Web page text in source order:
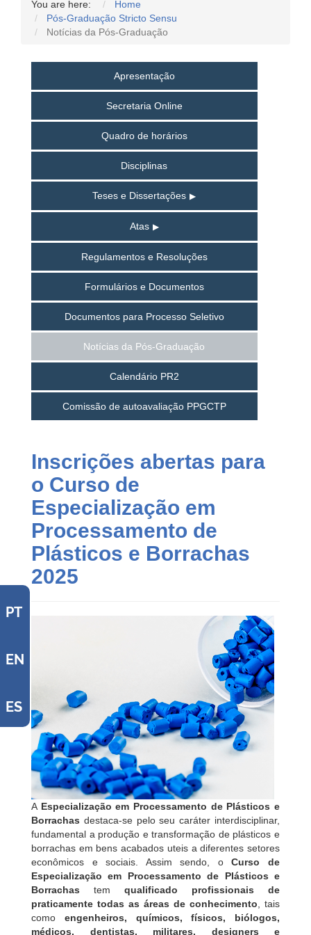
PT
EN
ES
You are here:
Home
Pós-Graduação Stricto Sensu
Notícias da Pós-Graduação
Apresentação
Secretaria Online
Quadro de horários
Disciplinas
Teses e Dissertações
Atas
Regulamentos e Resoluções
Formulários e Documentos
Documentos para Processo Seletivo
Notícias da Pós-Graduação
Calendário PR2
Comissão de autoavaliação PPGCTP
Inscrições abertas para
o Curso de
Especialização em
Processamento de
Plásticos e Borrachas
2025
A Especialização em Processamento de Plásticos e
Borrachas destaca-se pelo seu caráter interdisciplinar,
fundamental a produção e transformação de plásticos e
borrachas em bens acabados uteis a diferentes setores
econômicos e sociais. Assim sendo, oCurso de
Especialização em Processamento de Plásticos e
Borrachas tem qualificado profissionais de
praticamente todas as áreas de conhecimento , tais
como engenheiros, químicos, físicos, biólogos,
médicos, dentistas, militares, designers e